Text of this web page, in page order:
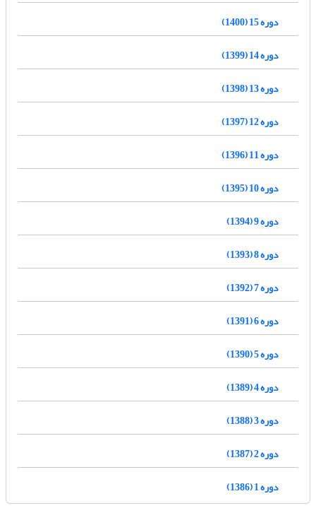
دوره 15 (1400)
دوره 14 (1399)
دوره 13 (1398)
دوره 12 (1397)
دوره 11 (1396)
دوره 10 (1395)
دوره 9 (1394)
دوره 8 (1393)
دوره 7 (1392)
دوره 6 (1391)
دوره 5 (1390)
دوره 4 (1389)
دوره 3 (1388)
دوره 2 (1387)
دوره 1 (1386)